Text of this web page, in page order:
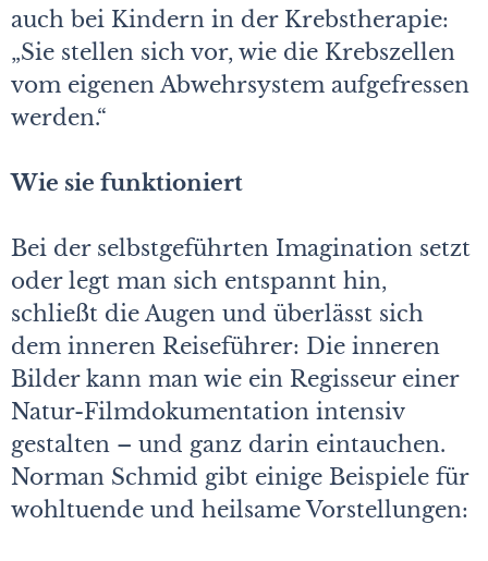
auch bei Kindern in der Krebstherapie:
„Sie stellen sich vor, wie die Krebszellen
vom eigenen Abwehrsystem aufgefressen
werden.“
Wie sie funktioniert
Bei der selbstgeführten Imagination setzt
oder legt man sich entspannt hin,
schließt die Augen und überlässt sich
dem inneren Reiseführer: Die inneren
Bilder kann man wie ein Regisseur einer
Natur-Filmdokumentation intensiv
gestalten – und ganz darin eintauchen.
Norman Schmid gibt einige Beispiele für
wohltuende und heilsame Vorstellungen:­